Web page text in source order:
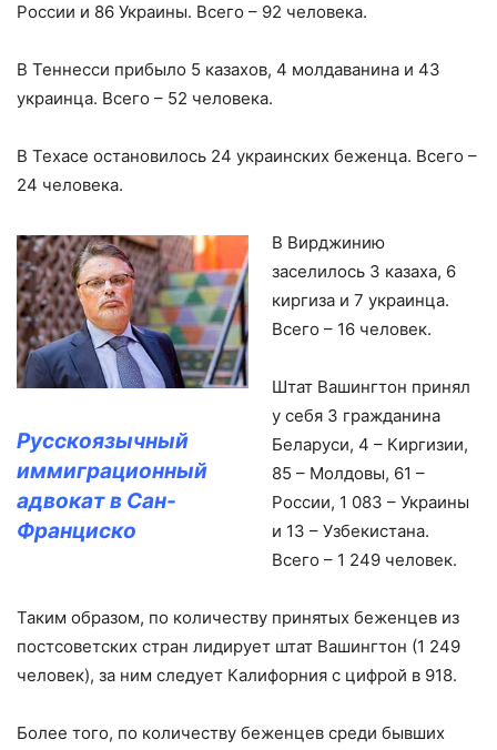
России и 86 Украины. Всего – 92 человека.
В Теннесси прибыло 5 казахов, 4 молдаванина и 43
украинца. Всего – 52 человека.
В Техасе остановилось 24 украинских беженца. Всего –
24 человека.
Русскоязычный
иммиграционный
адвокат в Сан-
Франциско
В Вирджинию
заселилось 3 казаха, 6
киргиза и 7 украинца.
Всего – 16 человек.
Штат Вашингтон принял
у себя 3 гражданина
Беларуси, 4 – Киргизии,
85 – Молдовы, 61 –
России, 1 083 – Украины
и 13 – Узбекистана.
Всего – 1 249 человек.
Таким образом, по количеству принятых беженцев из
постсоветских стран лидирует штат Вашингтон (1 249
человек), за ним следует Калифорния с цифрой в 918.
Более того, по количеству беженцев среди бывших